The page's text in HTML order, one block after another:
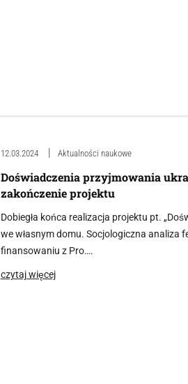
12.03.2024 Aktualności naukowe
Doświadczenia przyjmowania
zakończenie projektu
Dobiegła końca realizacja projektu pt.
we własnym domu. Socjologiczna analiza
finansowaniu z Pro….
czytaj więcej